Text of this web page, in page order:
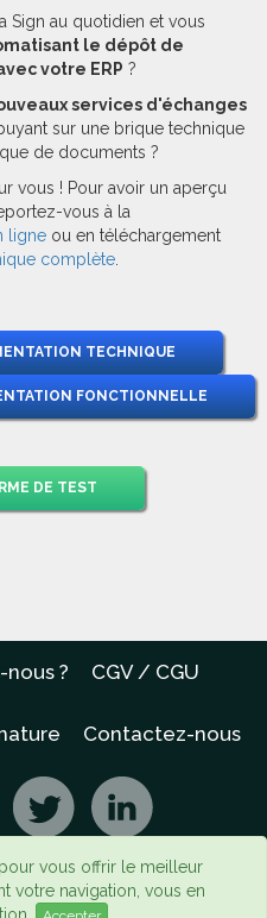
Sign au quotidien et vous
le dépôt de
votre ERP ?
services d'échanges
sur une brique technique
de documents ?
vous ! Pour avoir un aperçu
vous à la
ligne ou en téléchargement
complète
TECHNIQUE
FONCTIONNELLE
DE TEST
nous ? CGV / CGU
Contactez-nous
vous offrir le meilleur
votre navigation, vous en